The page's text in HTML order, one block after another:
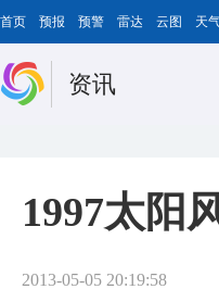
首页 预报 预警 雷达 云图 天
资讯
1997太阳
2013-05-05 20:19:58